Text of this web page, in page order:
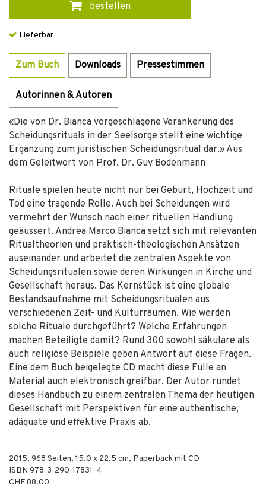
bestellen
Lieferbar
Zum Buch Downloads Pressestimmen
Autorinnen & Autoren
«Die von Dr. Bianca vorgeschlagene Verankerung des
Scheidungsrituals in der Seelsorge stellt eine wichtige
Ergänzung zum juristischen Scheidungsritual dar.» Aus
dem Geleitwort von Prof. Dr. Guy Bodenmann
Rituale spielen heute nicht nur bei Geburt, Hochzeit und
Tod eine tragende Rolle. Auch bei Scheidungen wird
vermehrt der Wunsch nach einer rituellen Handlung
geäussert. Andrea Marco Bianca setzt sich mit relevanten
Ritualtheorien und praktisch-theologischen Ansätzen
auseinander und arbeitet die zentralen Aspekte von
Scheidungsritualen sowie deren Wirkungen in Kirche und
Gesellschaft heraus. Das Kernstück ist eine globale
Bestandsaufnahme mit Scheidungsritualen aus
verschiedenen Zeit- und Kulturräumen. Wie werden
solche Rituale durchgeführt? Welche Erfahrungen
machen Beteiligte damit? Rund 300 sowohl säkulare als
auch religiöse Beispiele geben Antwort auf diese Fragen.
Eine dem Buch beigelegte CD macht diese Fülle an
Material auch elektronisch greifbar. Der Autor rundet
dieses Handbuch zu einem zentralen Thema der heutigen
Gesellschaft mit Perspektiven für eine authentische,
adäquate und effektive Praxis ab.
2015, 968 Seiten, 15.0 x 22.5 cm, Paperback mit CD
ISBN 978-3-290-17831-4
CHF 88.00